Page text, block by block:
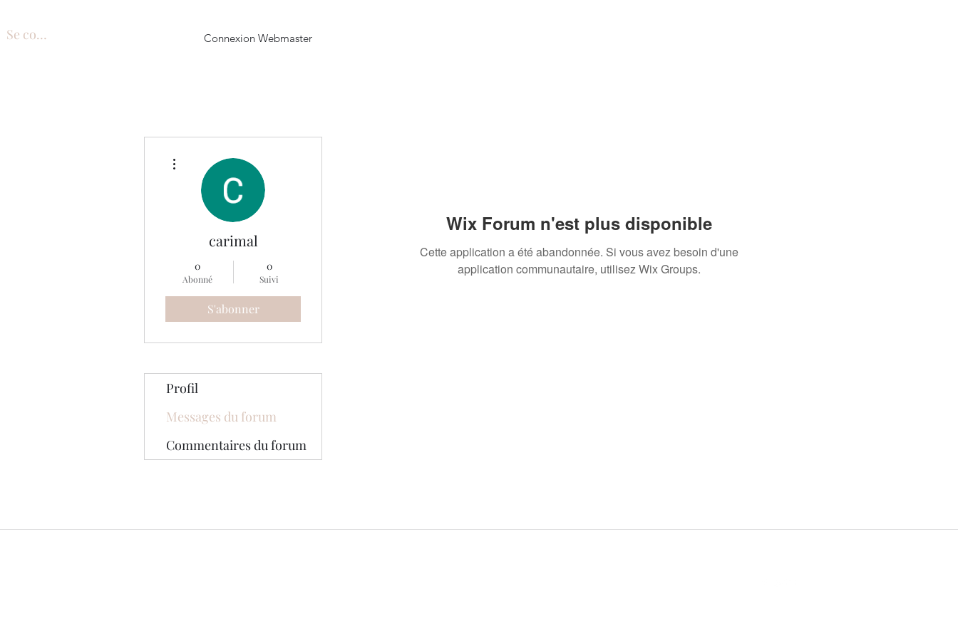
Se connecter Connexion Webmaster
Wix Forum n'est plus disponible
Cette application a été abandonnée. Si vous avez besoin d'une
application communautaire, utilisez Wix Groups.
carimal
0
Abonné
0
Suivi
S'abonner
Profil
Messages du forum
Commentaires du forum